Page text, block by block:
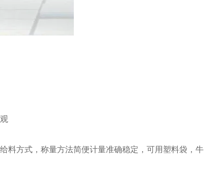
料方式，称量方法简便计量准确稳定，可用塑料袋，牛